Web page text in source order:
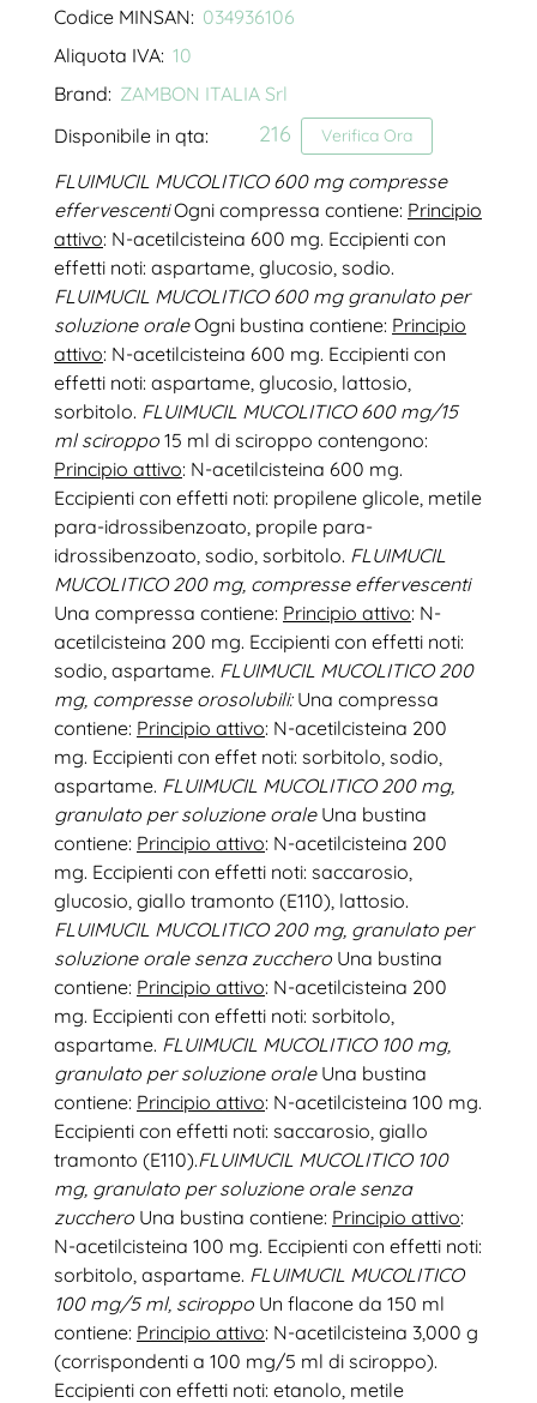
Codice MINSAN: 034936106
Aliquota IVA: 10
Brand: ZAMBON ITALIA Srl
Disponibile in qta:
Verifica Ora
216
FLUIMUCIL MUCOLITICO 600 mg compresse
effervescentiOgni compressa contiene: Principio
attivo: N-acetilcisteina 600 mg. Eccipienti con
effetti noti: aspartame, glucosio, sodio.
FLUIMUCIL MUCOLITICO 600 mg granulato per
soluzione oraleOgni bustina contiene: Principio
attivo: N-acetilcisteina 600 mg. Eccipienti con
effetti noti: aspartame, glucosio, lattosio,
sorbitolo. FLUIMUCIL MUCOLITICO 600 mg/15
ml sciroppo 15 ml di sciroppo contengono:
Principio attivo: N-acetilcisteina 600 mg.
Eccipienti con effetti noti: propilene glicole, metile
para-idrossibenzoato, propile para-
idrossibenzoato, sodio, sorbitolo. FLUIMUCIL
MUCOLITICO 200 mg, compresse effervescenti
Una compressa contiene: Principio attivo: N-
acetilcisteina 200 mg. Eccipienti con effetti noti:
sodio, aspartame. FLUIMUCIL MUCOLITICO 200
mg, compresse orosolubili:Una compressa
contiene: Principio attivo: N-acetilcisteina 200
mg. Eccipienti con effet noti: sorbitolo, sodio,
aspartame. FLUIMUCIL MUCOLITICO 200 mg,
granulato per soluzione oraleUna bustina
contiene: Principio attivo: N-acetilcisteina 200
mg. Eccipienti con effetti noti: saccarosio,
glucosio, giallo tramonto (E110), lattosio.
FLUIMUCIL MUCOLITICO 200 mg, granulato per
soluzione orale senza zucchero Una bustina
contiene: Principio attivo: N-acetilcisteina 200
mg. Eccipienti con effetti noti: sorbitolo,
aspartame. FLUIMUCIL MUCOLITICO 100 mg,
granulato per soluzione oraleUna bustina
contiene: Principio attivo: N-acetilcisteina 100 mg.
Eccipienti con effetti noti: saccarosio, giallo
tramonto (E110).FLUIMUCIL MUCOLITICO 100
mg, granulato per soluzione orale senza
zucchero Una bustina contiene: Principio attivo:
N-acetilcisteina 100 mg. Eccipienti con effetti noti:
sorbitolo, aspartame. FLUIMUCIL MUCOLITICO
100 mg/5 ml, sciroppo Un flacone da 150 ml
contiene: Principio attivo: N-acetilcisteina 3,000 g
(corrispondenti a 100 mg/5 ml di sciroppo).
Eccipienti con effetti noti: etanolo, metile